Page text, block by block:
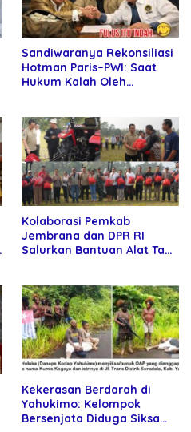
Sandiwaranya Rekonsiliasi
Hotman Paris–PWI: Saat
Hukum Kalah Oleh
Kolaborasi Pemkab
Jembrana dan DPR RI
Salurkan Bantuan Alat Tani
Kekerasan Berdarah di
Yahukimo: Kelompok
Bersenjata Diduga Siksa